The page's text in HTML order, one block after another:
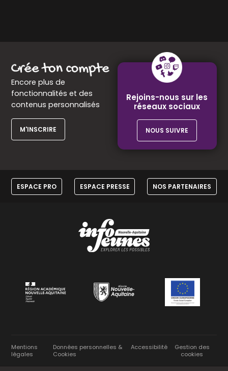
Encore plus de
fonctionnalités et des
contenus personnalisés
M'INSCRIRE
Rejoins-nous sur les
réseaux sociaux
NOUS SUIVRE
ESPACE PRO ESPACE PRESSE NOS PARTENAIRES
Mentions
légales
Données personnelles &
Cookies
Accessibilité
Gestion des
cookies